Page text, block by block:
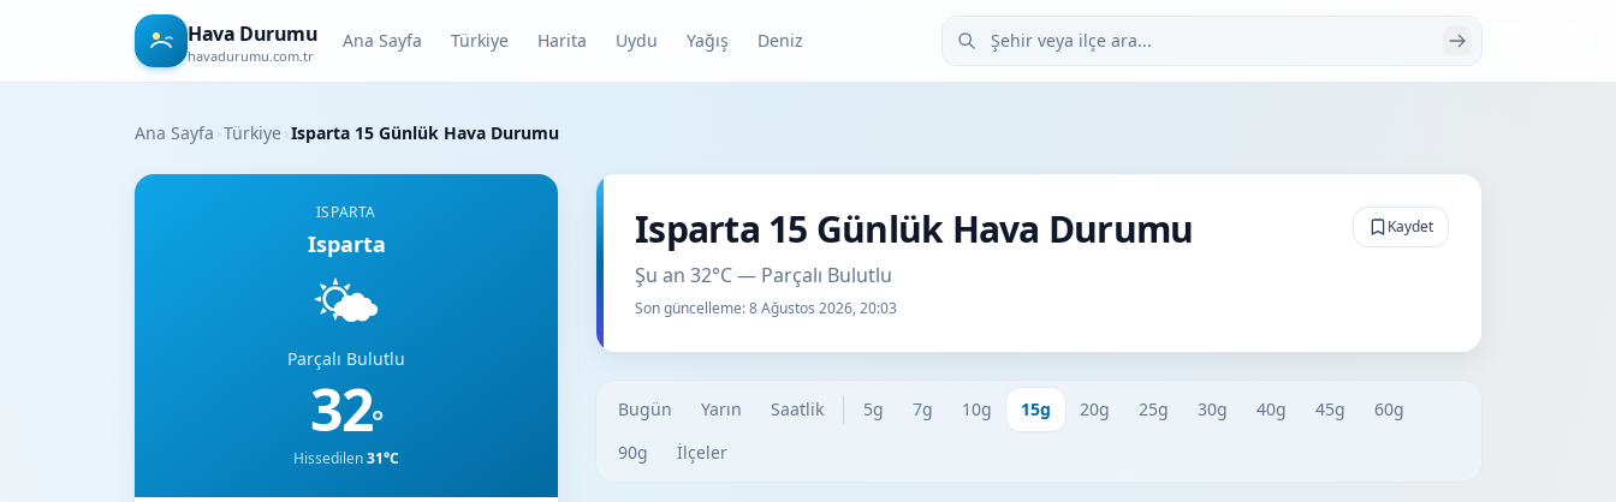
Hava Durumu
havadurumu.com.tr
Ana Sayfa Türkiye Harita Uydu Yağış Deniz Şehir veya ilçe ara
Ana Sayfa ›Türkiye›Isparta 15 Günlük Hava Durumu
ISPARTA
Isparta
🌤️
Parçalı Bulutlu
32°
Hissedilen31°C
Isparta 15 Günlük Hava Durumu
Şu an 32°C — Parçalı Bulutlu
Son güncelleme:8 Ağustos 2026, 20:03
Kaydet
Bugün Yarın Saatlik 5g 7g 10g 15g 20g 25g 30g 40g 45g
60g
90g
İlçeler